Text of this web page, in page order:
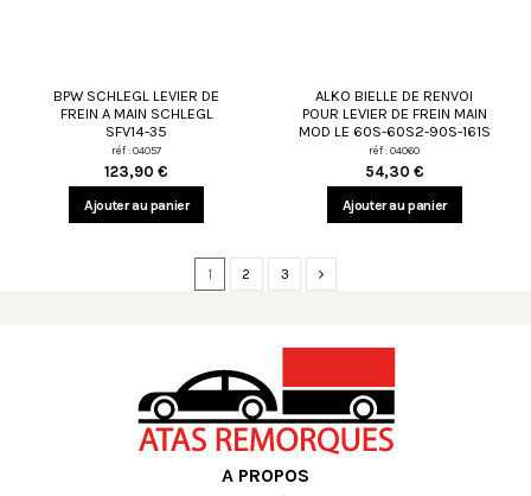
BPW SCHLEGL LEVIER DE
FREIN A MAIN SCHLEGL
SFV14-35
réf : 04057
123,90 €
Ajouter au panier
ALKO BIELLE DE RENVOI
POUR LEVIER DE FREIN MAIN
MOD LE 60S-60S2-90S-161S
réf : 04060
54,30 €
Ajouter au panier
1 2 3
A PROPOS